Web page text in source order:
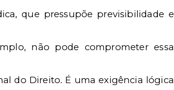
que pressupõe previsibilidade e
não pode comprometer essa
do Direito. É uma exigência lógica